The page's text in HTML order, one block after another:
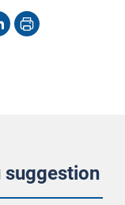
Imprimer
suggestion